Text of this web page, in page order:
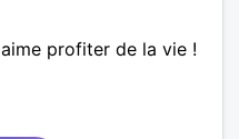
profiter de la vie !